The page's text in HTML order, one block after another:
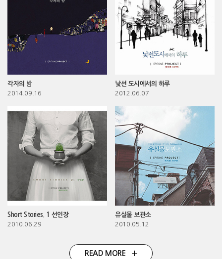
각자의 밤
2014.09.16
낯선 도시에서의 하루
2012.06.07
Short Stories. 1 선인장
2010.06.29
유실물 보관소
2010.05.12
READ MORE